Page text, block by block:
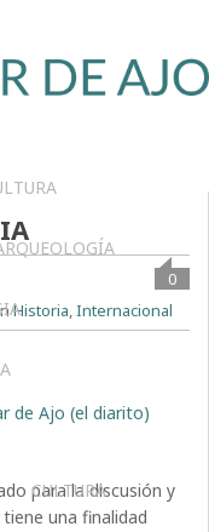
CULTURA
0
Historia,Internacional
de Ajo (el diarito)
para la discusión y
una finalidad